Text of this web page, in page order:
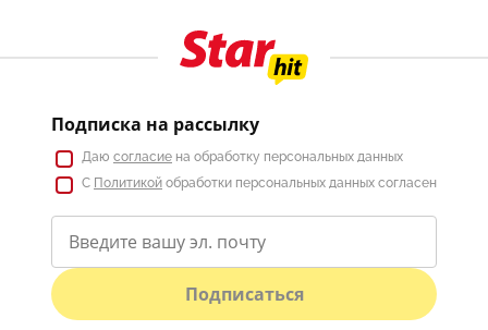
Подписка на рассылку
Даю согласие на обработку персональных данных
С Политикой обработки персональных данных согласен
Подписаться